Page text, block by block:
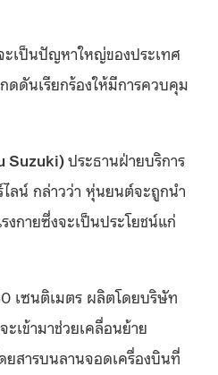
ะเป็นปัญหาใหญ่ของประเทศ
ดดันเรียกร้องให้มีการควบคุม
Suzuki)ประธานฝ่ายบริการ
ลน์ กล่าวว่า หุ่นยนต์จะถูกนำ
งกายซึ่งจะเป็นประโยชน์แก่
เซนติเมตร ผลิตโดยบริษัท
เข้ามาช่วยเคลื่อนย้าย
ยสารบนลานจอดเครื่องบินที่